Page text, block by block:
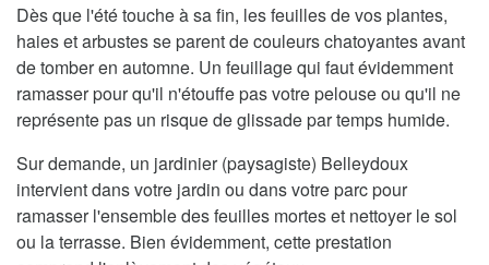
Dès que l'été touche à sa fin, les feuilles de vos plantes,
haies et arbustes se parent de couleurs chatoyantes avant
de tomber en automne. Un feuillage qui faut évidemment
ramasser pour qu'il n'étouffe pas votre pelouse ou qu'il ne
représente pas un risque de glissade par temps humide.
Sur demande, un jardinier (paysagiste) Belleydoux
intervient dans votre jardin ou dans votre parc pour
ramasser l'ensemble des feuilles mortes et nettoyer le sol
ou la terrasse. Bien évidemment, cette prestation